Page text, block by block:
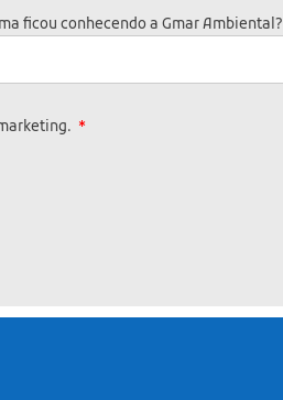
ficou conhecendo a Gmar Ambiental?